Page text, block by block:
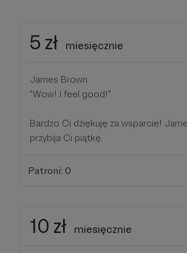
5 zł miesięcznie
James Brown
"Wow! I feel good!"
Bardzo Ci dziękuję za wsparcie!
przybija Ci piątkę.
Patroni: 0
10 zł miesięcznie